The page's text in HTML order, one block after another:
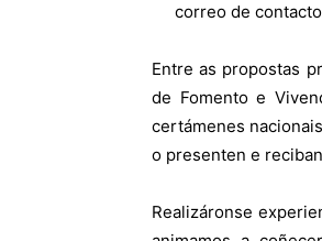
correo de
Entre as propostas
de Fomento e
certámenes
o presenten e
Realizáronse